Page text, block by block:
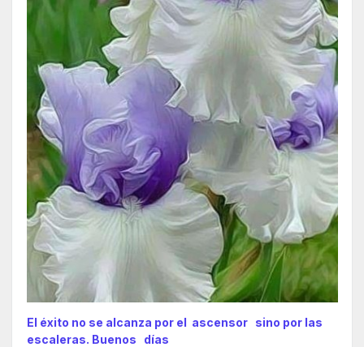
El éxito no se alcanza por el ascensor sino por las
escaleras. Buenos días